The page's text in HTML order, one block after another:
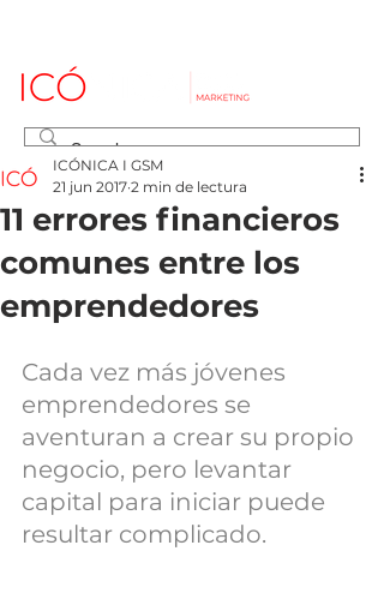
11 errores financieros
comunes entre los
emprendedores
ICÓNICA I GSM
21 jun 2017 2 min de lectura
Cada vez más jóvenes
emprendedores se
aventuran a crear su propio
negocio, pero levantar
capital para iniciar puede
resultar complicado.